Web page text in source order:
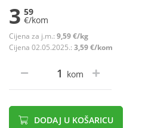
3 59
€/kom
Cijena za j.m.: 9,59 €/kg
Cijena 02.05.2025.: 3,59 €/kom
kom
DODAJ U KOŠARICU